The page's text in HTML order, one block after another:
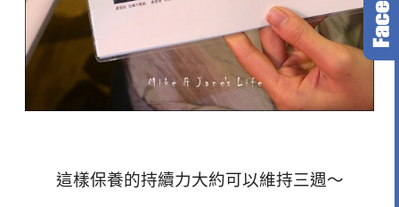
這樣保養的持續力大約可以維持三週～